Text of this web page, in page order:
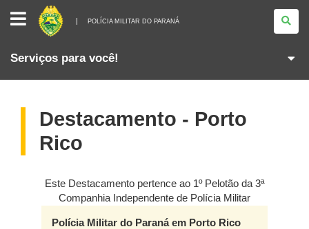
POLÍCIA
MILITAR
DO
PARANÁ
POLÍCIA MILITAR DO PARANÁ
Serviços para você!
Destacamento - Porto
Rico
Este Destacamento pertence ao 1º Pelotão da 3ª
Companhia Independente de Polícia Militar
Polícia Militar do Paraná em Porto Rico